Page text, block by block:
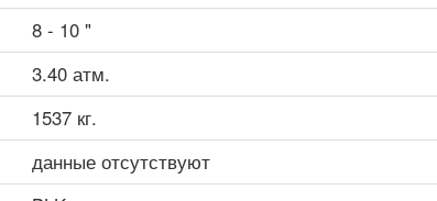
8 - 10 "
3.40 атм.
1537 кг.
данные отсутствуют